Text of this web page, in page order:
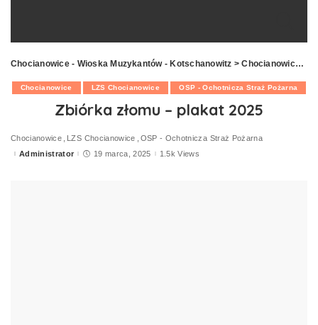
Chocianowice - Wioska Muzykantów - Kotschanowitz >Chocianowice >
Chocianowice LZS Chocianowice OSP - Ochotnicza Straż Pożarna
Zbiórka złomu – plakat 2025
Chocianowice LZS Chocianowice OSP - Ochotnicza Straż Pożarna
Posted
Administrator 19 marca, 2025 1.5k Views